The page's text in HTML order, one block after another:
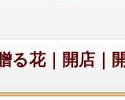
花｜開店｜